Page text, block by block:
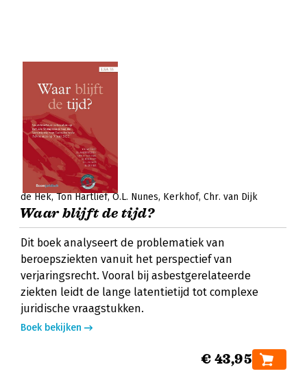
de Hek Ton Hartlief O.L. Nunes Kerkhof Chr. van Dijk
Waar blijft de tijd?
Dit boek analyseert de problematiek van
beroepsziekten vanuit het perspectief van
verjaringsrecht. Vooral bij asbestgerelateerde
ziekten leidt de lange latentietijd tot complexe
juridische vraagstukken.
Boek bekijken
€ 43,95